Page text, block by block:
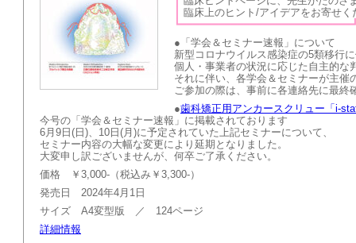
臨床上のヒント/アイデアを
●「学会＆セミナー速報」について
新型コロナウイルス感染症の5類移行
個人・事業者の状況に応じた自主的な
それに伴い、各学会＆セミナーが主
ご参加の際は、事前に各連絡先に最
●歯科矯正用アンカースクリュー「i-
今号の「学会＆セミナー速報」に掲載されております
6月9日(日)、10日(月)に予定されていた上記セミナーについて、
セミナー内容の大幅な変更により延期となりました。
大変申し訳ございませんが、何卒ご了承ください。
価格 ￥3,000-（税込み￥3,300-）
発売日 2024年4月1日
サイズ A4変型版 ／ 124ページ
詳細情報